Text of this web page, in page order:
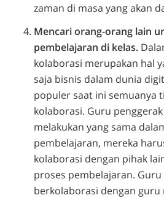
zaman di masa yang akan
Mencari orang-orang lain
pembelajaran di kelas.
kolaborasi merupakan hal
saja bisnis dalam dunia
populer saat ini semuanya
kolaborasi. Guru
melakukan yang sama
pembelajaran, mereka
kolaborasi dengan pihak
proses pembelajaran.
berkolaborasi dengan guru